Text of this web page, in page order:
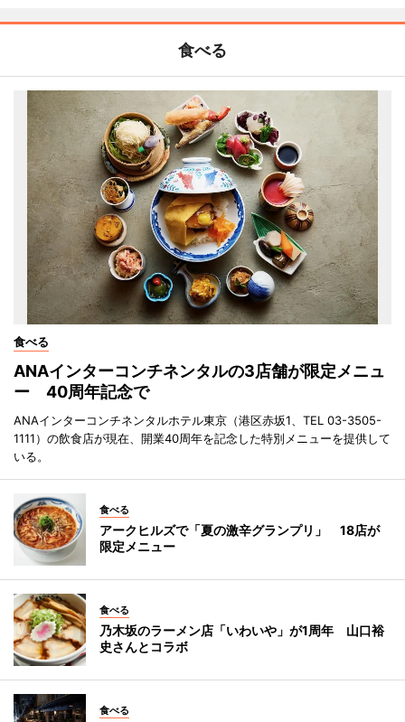
食べる
食べる
ANAインターコンチネンタルの3店舗が限定メニュ
ー 40周年記念で
ANAインターコンチネンタルホテル東京（港区赤坂1、TEL 03-3505-
1111）の飲食店が現在、開業40周年を記念した特別メニューを提供して
いる。
食べる
アークヒルズで「夏の激辛グランプリ」 18店が
限定メニュー
食べる
乃木坂のラーメン店「いわいや」が1周年 山口裕
史さんとコラボ
食べる